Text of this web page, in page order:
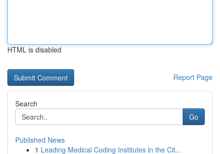
HTML is disabled
Report Page
Search
Go
Published News
1 Leading Medical Coding Institutes in the Cit...